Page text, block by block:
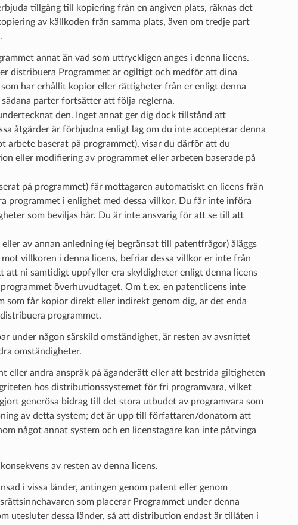
tillgång till kopiering från en angiven plats, räknas det
av källkoden från samma plats, även om tredje part
annat än vad som uttryckligen anges i denna licens.
distribuera Programmet är ogiltigt och medför att dina
har erhållit kopior eller rättigheter från er enligt denna
parter fortsätter att följa reglerna.
den. Inget annat ger dig dock tillstånd att
åtgärder är förbjudna enligt lag om du inte accepterar denna
arbete baserat på programmet), visar du därför att du
eller modifiering av programmet eller arbeten baserade på
på programmet) får mottagaren automatiskt en licens från
programmet i enlighet med dessa villkor. Du får inte införa
som beviljas här. Du är inte ansvarig för att se till att
av annan anledning (ej begränsat till patentfrågor) åläggs
villkoren i denna licens, befriar dessa villkor er inte från
ni samtidigt uppfyller era skyldigheter enligt denna licens
överhuvudtaget. Om t.ex. en patentlicens inte
får kopior direkt eller indirekt genom dig, är det enda
programmet.
under någon särskild omständighet, är resten av avsnittet
omständigheter.
andra anspråk på äganderätt eller att bestrida giltigheten
hos distributionssystemet för fri programvara, vilket
generösa bidrag till det stora utbudet av programvara som
av detta system; det är upp till författaren/donatorn att
något annat system och en licenstagare kan inte påtvinga
av resten av denna licens.
i vissa länder, antingen genom patent eller genom
som placerar Programmet under denna
utesluter dessa länder, så att distribution endast är tillåten i